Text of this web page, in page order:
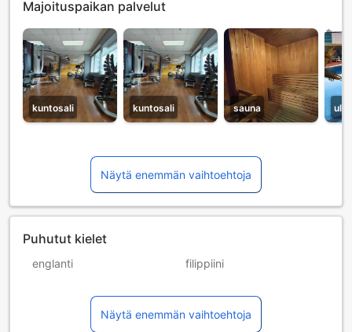
Majoituspaikan palvelut
kuntosali kuntosali sauna
Näytä enemmän vaihtoehtoja
Puhutut kielet
englanti filippiini
kiina (mandariini) malaiji
Näytä enemmän vaihtoehtoja